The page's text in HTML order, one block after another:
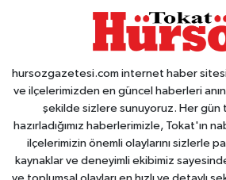
hursozgazetesi.com internet haber
ve ilçelerimizden en güncel haberleri
şekilde sizlere sunuyoruz. Her gün
hazırladığımız haberlerimizle, Tokat'ın
ilçelerimizin önemli olaylarını sizlerle
kaynaklar ve deneyimli ekibimiz